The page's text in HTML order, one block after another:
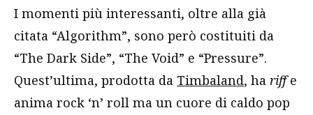
I momenti più interessanti, oltre alla già
citata “Algorithm”, sono però costituiti da
“The Dark Side”, “The Void” e “Pressure”.
Quest’ultima, prodotta da Timbaland, ha riffe
anima rock ‘n’ roll ma un cuore di caldo pop